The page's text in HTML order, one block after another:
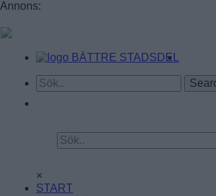
Annons:
BÄTTRE STADSDEL
×
START